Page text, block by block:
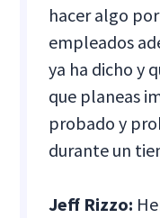
hacer algo
empleados
ya ha dicho y
que planeas
probado y
durante un
Jeff Rizzo: